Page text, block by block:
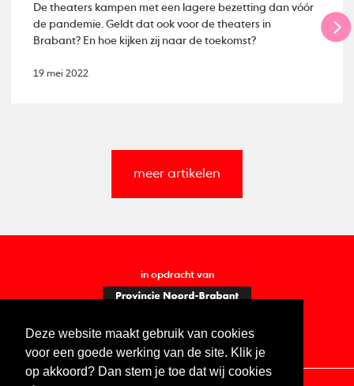
Deze website maakt gebruik van cookies
voor een goede werking van de site. Klik je
op akkoord? Dan stem je toe dat wij cookies
De theaters kampen met een lagere bezetting dan vóór
de pandemie. Geldt dat ook voor de theaters in
Brabant? En hoe kijken zij naar de toekomst?
19 mei 2022
meer artikelen
in opdracht van